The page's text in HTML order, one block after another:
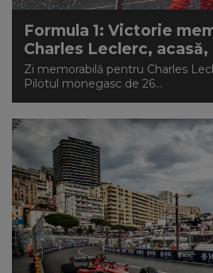
Formula 1: Victorie
Charles Leclerc,
Zi memorabilă pentru Charles
Pilotul monegasc de 26...